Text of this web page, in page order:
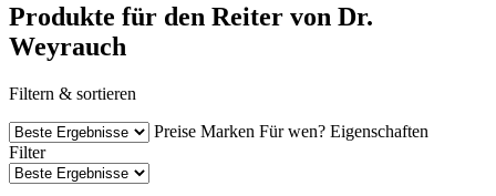
Produkte für den Reiter von Dr.
Weyrauch
Filtern & sortieren
Preise Marken Für wen? Eigenschaften
Filter